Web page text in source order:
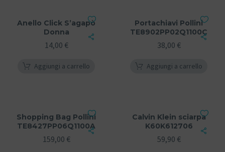
Anello Click S’agapò
Donna
14,00 €
Aggiungi a carrello
Portachiavi Pollini
TE8902PP02Q1100C
38,00 €
Aggiungi a carrello
Shopping Bag Pollini
TE8427PP06Q1100A
159,00 €
Calvin Klein sciarpa
K60K612706
59,90 €